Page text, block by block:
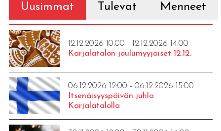
Uusimmat Tulevat Menneet
12.12.2026 10:00 - 12.12.2026 14:00
Karjalatalon joulumyyjäiset 12.12.
06.12.2026 12:00 - 06.12.2026 15:00
Itsenäisyyspäivän juhla
Karjalatalolla